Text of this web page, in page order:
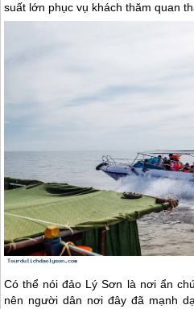
suất lớn phục vụ khách thăm quan
Có thể nóiđảo Lý Sơn là nơi ẩn
nên người dân nơi đây đã mạnh